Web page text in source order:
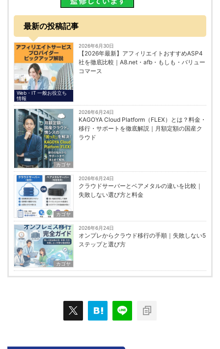
最新の投稿記事
Web・IT 一般お役立ち
情報
2026年6月30日
【2026年最新】アフィリエイトおすすめASP4
社を徹底比較｜A8.net・afb・もしも・バリュー
コマース
カゴヤ
2026年6月24日
KAGOYA Cloud Platform（FLEX）とは？料金・
移行・サポートを徹底解説｜月額定額の国産ク
ラウド
カゴヤ
2026年6月24日
クラウドサーバーとベアメタルの違いを比較｜
失敗しない選び方と料金
カゴヤ
2026年6月24日
オンプレからクラウド移行の手順｜失敗しない5
ステップと選び方